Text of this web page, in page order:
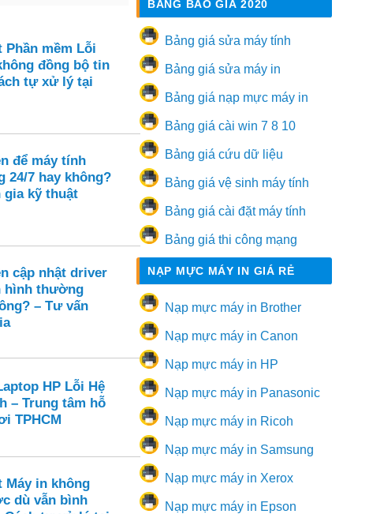
Phần mềm Lỗi
đồng bộ tin
tự xử lý tại
để máy tính
24/7 hay không?
gia kỹ thuật
cập nhật driver
hình thường
– Tư vấn
HP Lỗi Hệ
– Trung tâm hỗ
TPHCM
Máy in không
dù vẫn bình
BẢNG BÁO GIÁ 2020
Bảng giá sửa máy tính
Bảng giá sửa máy in
Bảng giá nạp mực máy in
Bảng giá cài win 7 8 10
Bảng giá cứu dữ liệu
Bảng giá vệ sinh máy tính
Bảng giá cài đặt máy tính
Bảng giá thi công mạng
NẠP MỰC MÁY IN GIÁ RẺ
Nạp mực máy in Brother
Nạp mực máy in Canon
Nạp mực máy in HP
Nạp mực máy in Panasonic
Nạp mực máy in Ricoh
Nạp mực máy in Samsung
Nạp mực máy in Xerox
Nạp mực máy in Epson